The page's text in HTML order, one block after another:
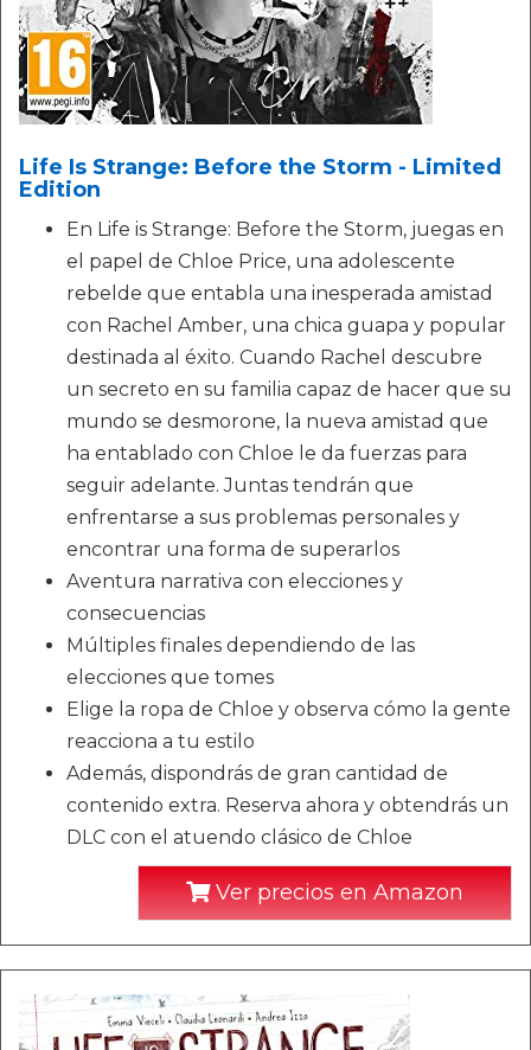
Life Is Strange: Before the Storm - Limited
Edition
En Life is Strange: Before the Storm, juegas en
el papel de Chloe Price, una adolescente
rebelde que entabla una inesperada amistad
con Rachel Amber, una chica guapa y popular
destinada al éxito. Cuando Rachel descubre
un secreto en su familia capaz de hacer que su
mundo se desmorone, la nueva amistad que
ha entablado con Chloe le da fuerzas para
seguir adelante. Juntas tendrán que
enfrentarse a sus problemas personales y
encontrar una forma de superarlos
Aventura narrativa con elecciones y
consecuencias
Múltiples finales dependiendo de las
elecciones que tomes
Elige la ropa de Chloe y observa cómo la gente
reacciona a tu estilo
Además, dispondrás de gran cantidad de
contenido extra. Reserva ahora y obtendrás un
DLC con el atuendo clásico de Chloe
Ver precios en Amazon